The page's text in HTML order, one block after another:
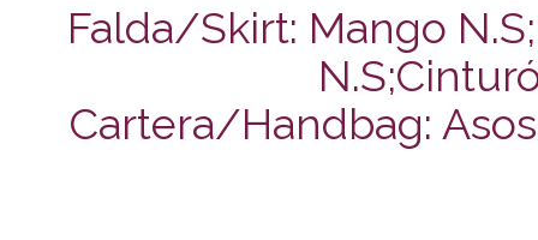
Falda/Skirt: Mango
Cartera/Handbag: